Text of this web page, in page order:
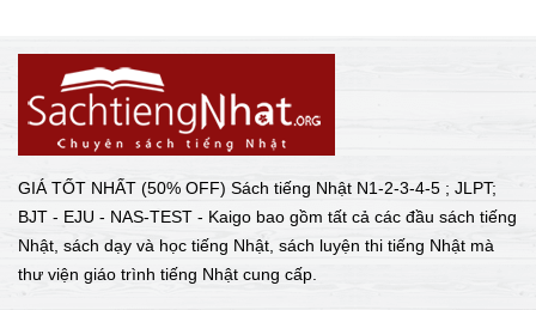
GIÁ TỐT NHẤT (50% OFF) Sách tiếng Nhật N1-2-3-4-5 ; JLPT;
BJT - EJU - NAS-TEST - Kaigo bao gồm tất cả các đầu sách tiếng
Nhật, sách dạy và học tiếng Nhật, sách luyện thi tiếng Nhật mà
thư viện giáo trình tiếng Nhật cung cấp.